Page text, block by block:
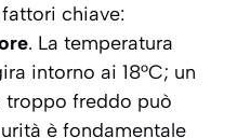
chiave:
. La temperatura
intorno ai 18°C; un
freddo può
è fondamentale